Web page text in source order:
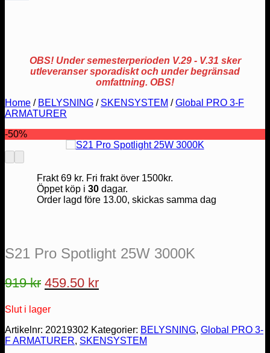
OBS! Under semesterperioden V.29 - V.31 sker
utleveranser sporadiskt och under begränsad
omfattning. OBS!
Home / BELYSNING / SKENSYSTEM / Global PRO 3-F
ARMATURER
-50%
Frakt 69 kr. Fri frakt över 1500kr.
Öppet köp i 30dagar.
Order lagd före 13.00, skickas samma dag
S21 Pro Spotlight 25W 3000K
919kr Det
priset
var:
919 kr.
459.50 krDet
är:
459.50 kr.
Slut i lager
Artikelnr: 20219302 Kategorier: BELYSNING, Global PRO 3-
F ARMATURER, SKENSYSTEM